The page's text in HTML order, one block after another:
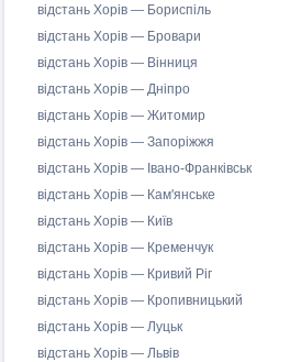
відстань Хорів — Бориспіль
відстань Хорів — Бровари
відстань Хорів — Вінниця
відстань Хорів — Дніпро
відстань Хорів — Житомир
відстань Хорів — Запоріжжя
відстань Хорів — Івано-Франківськ
відстань Хорів — Кам'янське
відстань Хорів — Київ
відстань Хорів — Кременчук
відстань Хорів — Кривий Ріг
відстань Хорів — Кропивницький
відстань Хорів — Луцьк
відстань Хорів — Львів